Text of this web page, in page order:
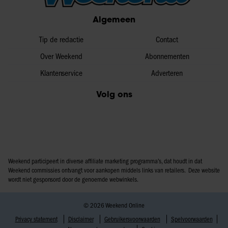
partners kunnen deze gegevens combineren met andere
informatie die u aan ze heeft verstrekt of die ze hebben
gaat akkoord met onze cookies als u onze website blijft
gebruiken.
Algemeen
Tip de redactie
Over Weekend
Klantenservice
Contact
Abonnementen
Adverteren
Volg ons
Weekend participeert in diverse affiliate marketing programma’s, dat houdt in dat
Weekend commissies ontvangt voor aankopen middels links van retailers. Deze website
wordt niet gesponsord door de genoemde webwinkels.
© 2026 Weekend Online
Privacy statement
Disclaimer Gebruikersvoorwaarden
Spelvoorwaarden